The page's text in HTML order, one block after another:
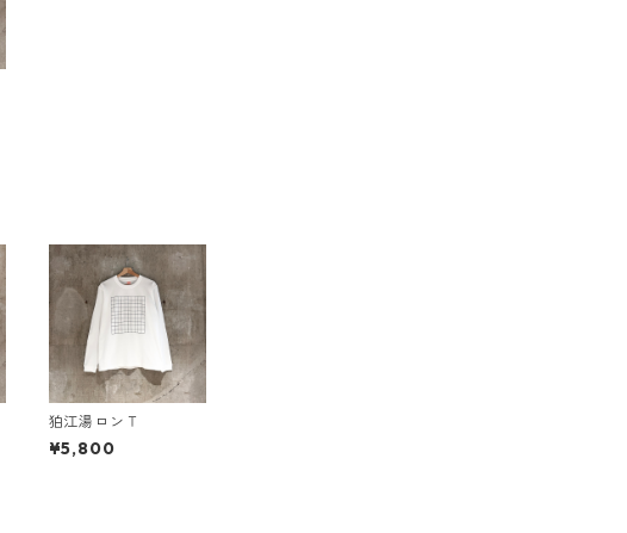
狛江湯ロンＴ
¥5,800